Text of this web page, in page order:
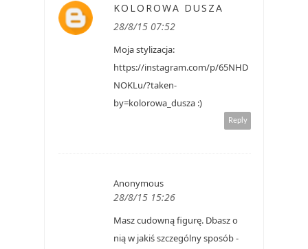
KOLOROWA DUSZA
28/8/15 07:52
Moja stylizacja:
https://instagram.com/p/65NHD
NOKLu/?taken-
by=kolorowa_dusza :)
Reply
Anonymous
28/8/15 15:26
Masz cudowną figurę. Dbasz o
nią w jakiś szczególny sposób -